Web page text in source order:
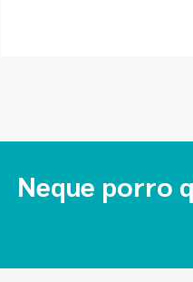
Neque porro